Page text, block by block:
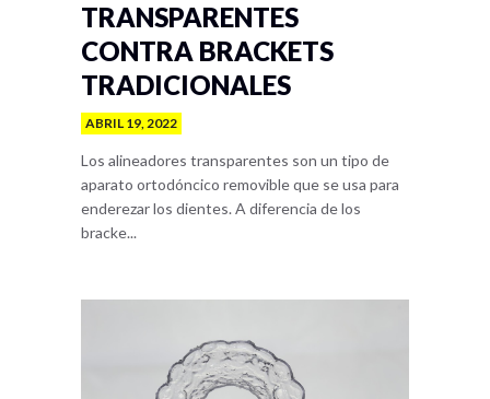
TRANSPARENTES
CONTRA BRACKETS
TRADICIONALES
ABRIL 19, 2022
Los alineadores transparentes son un tipo de
aparato ortodóncico removible que se usa para
enderezar los dientes. A diferencia de los
bracke...